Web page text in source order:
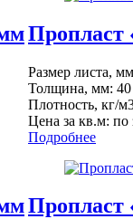
Пропласт
Размер листа,
Толщина, мм: 40
Плотность, кг/
Цена за кв.м: по
Подробнее
Пропласт